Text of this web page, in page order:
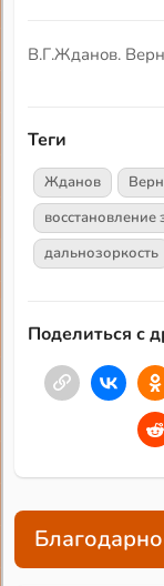
В.Г.Жданов.
Теги
Жданов
восстановление
дальнозоркость
Поделиться с